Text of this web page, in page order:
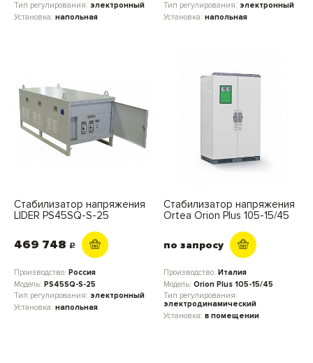
Тип регулирования: электронный
Установка: напольная
Тип регулирования: электронный
Установка: напольная
Стабилизатор напряжения
LIDER PS45SQ-S-25
469 748 c
Производство: Россия
Модель: PS45SQ-S-25
Тип регулирования: электронный
Установка: напольная
Стабилизатор напряжения
Ortea Orion Plus 105-15/45
по запросу
Производство: Италия
Модель: Orion Plus 105-15/45
Тип регулирования:
электродинамический
Установка: в помещении